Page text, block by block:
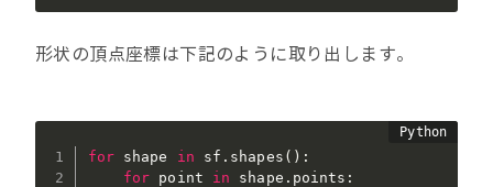
形状の頂点座標は下記のように取り出します。
for shape in sf . shapes ( ) :
for point in shape . points :